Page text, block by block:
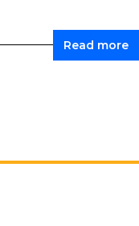
Read more